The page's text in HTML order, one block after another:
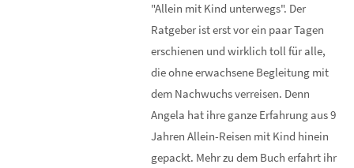
"Allein mit Kind unterwegs". Der
Ratgeber ist erst vor ein paar Tagen
erschienen und wirklich toll für alle,
die ohne erwachsene Begleitung mit
dem Nachwuchs verreisen. Denn
Angela hat ihre ganze Erfahrung aus 9
Jahren Allein-Reisen mit Kind hinein
gepackt. Mehr zu dem Buch erfahrt ihr